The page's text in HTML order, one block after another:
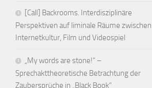
[Call] Backrooms. Interdisziplinäre
Perspektiven auf liminale Räume zwischen
Internetkultur, Film und Videospiel
„My words are stone!“ –
Sprechakttheoretische Betrachtung der
Zaubersprüche in „Black Book“